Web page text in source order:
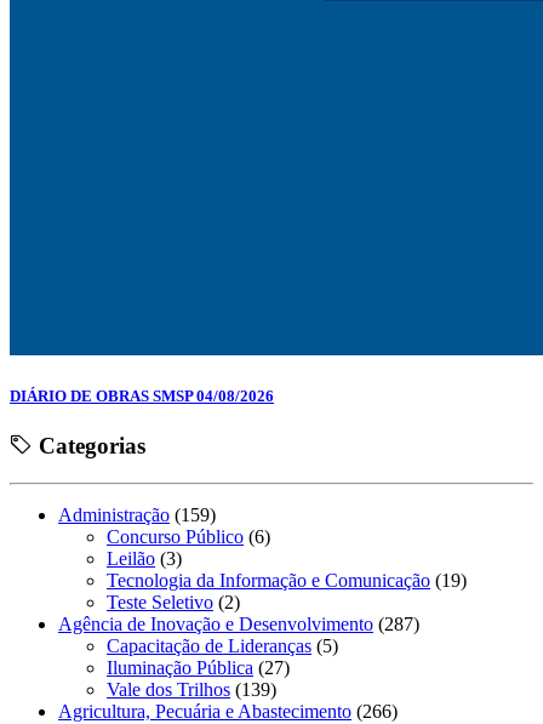
DIÁRIO DE OBRAS SMSP 04/08/2026
Categorias
Administração (159)
Concurso Público (6)
Leilão (3)
Tecnologia da Informação e Comunicação (19)
Teste Seletivo (2)
Agência de Inovação e Desenvolvimento (287)
Capacitação de Lideranças (5)
Iluminação Pública (27)
Vale dos Trilhos (139)
Agricultura, Pecuária e Abastecimento (266)